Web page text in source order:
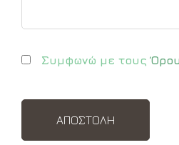
Συμφωνώ με τους